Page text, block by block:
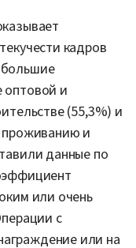
кадров
оптовой и
(55,3%) и
проживанию и
данные по
или очень
с
или на